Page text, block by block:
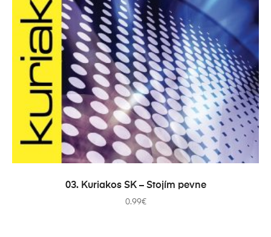
PRIDAŤ DO KOŠÍKA
03. Kuriakos SK – Stojím pevne
0.99€